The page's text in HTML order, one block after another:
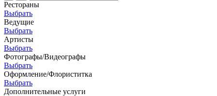
Рестораны
Выбрать
Ведущие
Выбрать
Артисты
Выбрать
Фотографы/Видеографы
Выбрать
Оформление/Флориститка
Выбрать
Дополнительные услуги